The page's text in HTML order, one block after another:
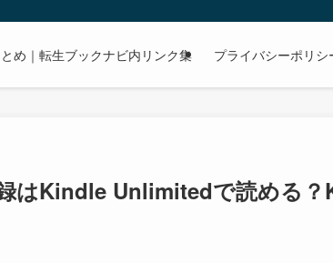
め｜転生ブックナビ内リンク集 プライバシーポリシ
はKindle Unlimitedで読める？